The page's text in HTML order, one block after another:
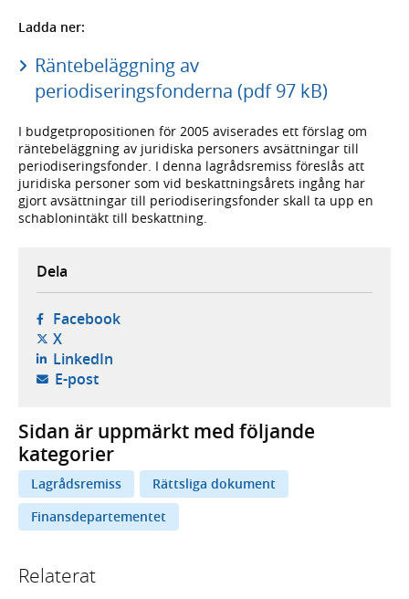
Ladda ner:
Räntebeläggning av
periodiseringsfonderna (pdf 97 kB)
I budgetpropositionen för 2005 aviserades ett förslag om
räntebeläggning av juridiska personers avsättningar till
periodiseringsfonder. I denna lagrådsremiss föreslås att
juridiska personer som vid beskattningsårets ingång har
gjort avsättningar till periodiseringsfonder skall ta upp en
schablonintäkt till beskattning.
Dela
Facebook- öppnas i ny flik, extern webbplats,
X- öppnas i ny flik, extern webbplats,
LinkedIn- öppnas i ny flik, extern webbplats,
E-post- öppnar din e-postklient,
Sidan är uppmärkt med följande
kategorier
Lagrådsremiss
Rättsliga dokument
Finansdepartementet
Relaterat